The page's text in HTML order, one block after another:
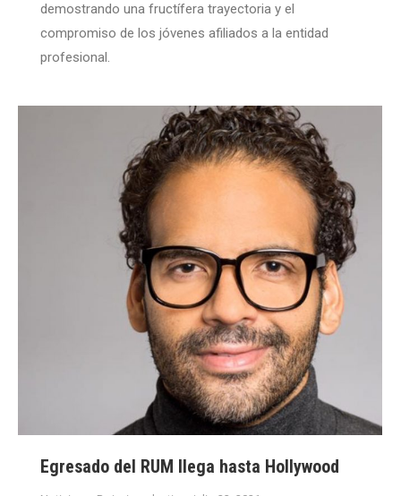
demostrando una fructífera trayectoria y el
compromiso de los jóvenes afiliados a la entidad
profesional.
Egresado del RUM llega hasta Hollywood